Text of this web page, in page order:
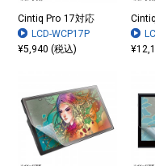
Cintiq Pro 17対応
LCD-WCP17P
¥5,940 (税込)